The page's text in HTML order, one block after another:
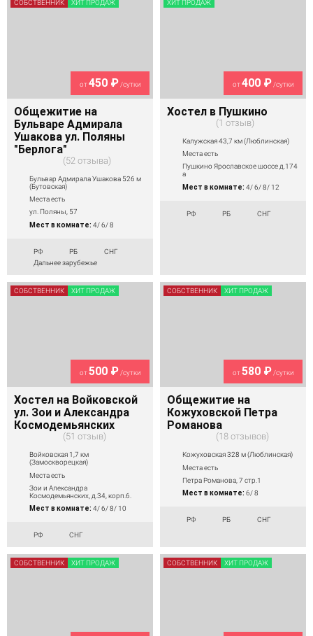
от450 ₽/сутки
Общежитие на
Бульваре Адмирала
Ушакова ул. Поляны
"Берлога"
52 отзыва
Бульвар Адмирала Ушакова 526 м
(Бутовская)
Места есть
ул. Поляны, 57
Мест в комнате: 4/ 6/ 8
РФ РБ
СНГ
Дальнее зарубежье
СОБСТВЕННИК ХИТ ПРОДАЖ
от400 ₽/сутки
Хостел в Пушкино
1 отзыв
Калужская 43,7 км (Люблинская)
Места есть
Пушкино Ярославское шоссе д.174
а
Мест в комнате: 4/ 6/ 8/ 12
РФ РБ СНГ
ХИТ ПРОДАЖ
от500 ₽/сутки
Хостел на Войковской
ул. Зои и Александра
Космодемьянских
51 отзыв
Войковская 1,7 км
(Замоскворецкая)
Места есть
Зои и Александра
Космодемьянских, д.34, корп.6.
Мест в комнате: 4/ 6/ 8/ 10
РФ СНГ
СОБСТВЕННИК ХИТ ПРОДАЖ
от580 ₽/сутки
Общежитие на
Кожуховской Петра
Романова
18 отзывов
Кожуховская 328 м (Люблинская)
Места есть
Петра Романова, 7 стр.1
Мест в комнате: 6/ 8
РФ РБ СНГ
СОБСТВЕННИК ХИТ ПРОДАЖ
СОБСТВЕННИК ХИТ ПРОДАЖ СОБСТВЕННИК ХИТ ПРОДАЖ